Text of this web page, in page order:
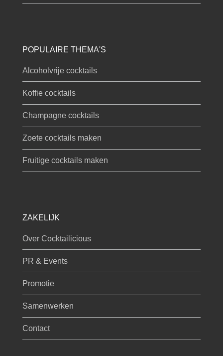
POPULAIRE THEMA'S
Alcoholvrije cocktails
Koffie cocktails
Champagne cocktails
Zoete cocktails maken
Fruitige cocktails maken
ZAKELIJK
Over Cocktailicious
PR & Events
Promotie
Samenwerken
Contact